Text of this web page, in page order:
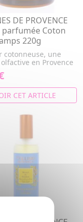
DE PROVENCE
parfumée Coton
220g
cotonneuse, une
en Provence
CET ARTICLE